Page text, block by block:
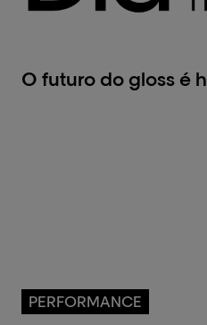
O futuro do gloss é
PERFORMANCE